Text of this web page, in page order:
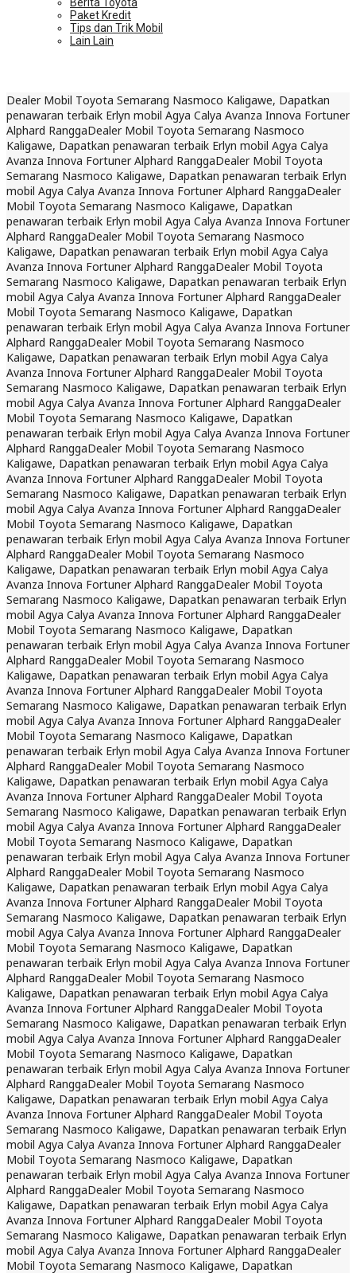
Paket Kredit
Tips dan Trik Mobil
Lain Lain
Dealer Mobil Toyota Semarang Nasmoco Kaligawe, Dapatkan
penawaran terbaik Erlyn mobil Agya Calya Avanza Innova Fortuner
Alphard RanggaDealer Mobil Toyota Semarang Nasmoco
Kaligawe, Dapatkan penawaran terbaik Erlyn mobil Agya Calya
Avanza Innova Fortuner Alphard RanggaDealer Mobil Toyota
Semarang Nasmoco Kaligawe, Dapatkan penawaran terbaik Erlyn
mobil Agya Calya Avanza Innova Fortuner Alphard RanggaDealer
Mobil Toyota Semarang Nasmoco Kaligawe, Dapatkan
penawaran terbaik Erlyn mobil Agya Calya Avanza Innova Fortuner
Alphard RanggaDealer Mobil Toyota Semarang Nasmoco
Kaligawe, Dapatkan penawaran terbaik Erlyn mobil Agya Calya
Avanza Innova Fortuner Alphard RanggaDealer Mobil Toyota
Semarang Nasmoco Kaligawe, Dapatkan penawaran terbaik Erlyn
mobil Agya Calya Avanza Innova Fortuner Alphard RanggaDealer
Mobil Toyota Semarang Nasmoco Kaligawe, Dapatkan
penawaran terbaik Erlyn mobil Agya Calya Avanza Innova Fortuner
Alphard RanggaDealer Mobil Toyota Semarang Nasmoco
Kaligawe, Dapatkan penawaran terbaik Erlyn mobil Agya Calya
Avanza Innova Fortuner Alphard RanggaDealer Mobil Toyota
Semarang Nasmoco Kaligawe, Dapatkan penawaran terbaik Erlyn
mobil Agya Calya Avanza Innova Fortuner Alphard RanggaDealer
Mobil Toyota Semarang Nasmoco Kaligawe, Dapatkan
penawaran terbaik Erlyn mobil Agya Calya Avanza Innova Fortuner
Alphard RanggaDealer Mobil Toyota Semarang Nasmoco
Kaligawe, Dapatkan penawaran terbaik Erlyn mobil Agya Calya
Avanza Innova Fortuner Alphard RanggaDealer Mobil Toyota
Semarang Nasmoco Kaligawe, Dapatkan penawaran terbaik Erlyn
mobil Agya Calya Avanza Innova Fortuner Alphard RanggaDealer
Mobil Toyota Semarang Nasmoco Kaligawe, Dapatkan
penawaran terbaik Erlyn mobil Agya Calya Avanza Innova Fortuner
Alphard RanggaDealer Mobil Toyota Semarang Nasmoco
Kaligawe, Dapatkan penawaran terbaik Erlyn mobil Agya Calya
Avanza Innova Fortuner Alphard RanggaDealer Mobil Toyota
Semarang Nasmoco Kaligawe, Dapatkan penawaran terbaik Erlyn
mobil Agya Calya Avanza Innova Fortuner Alphard RanggaDealer
Mobil Toyota Semarang Nasmoco Kaligawe, Dapatkan
penawaran terbaik Erlyn mobil Agya Calya Avanza Innova Fortuner
Alphard RanggaDealer Mobil Toyota Semarang Nasmoco
Kaligawe, Dapatkan penawaran terbaik Erlyn mobil Agya Calya
Avanza Innova Fortuner Alphard RanggaDealer Mobil Toyota
Semarang Nasmoco Kaligawe, Dapatkan penawaran terbaik Erlyn
mobil Agya Calya Avanza Innova Fortuner Alphard RanggaDealer
Mobil Toyota Semarang Nasmoco Kaligawe, Dapatkan
penawaran terbaik Erlyn mobil Agya Calya Avanza Innova Fortuner
Alphard RanggaDealer Mobil Toyota Semarang Nasmoco
Kaligawe, Dapatkan penawaran terbaik Erlyn mobil Agya Calya
Avanza Innova Fortuner Alphard RanggaDealer Mobil Toyota
Semarang Nasmoco Kaligawe, Dapatkan penawaran terbaik Erlyn
mobil Agya Calya Avanza Innova Fortuner Alphard RanggaDealer
Mobil Toyota Semarang Nasmoco Kaligawe, Dapatkan
penawaran terbaik Erlyn mobil Agya Calya Avanza Innova Fortuner
Alphard RanggaDealer Mobil Toyota Semarang Nasmoco
Kaligawe, Dapatkan penawaran terbaik Erlyn mobil Agya Calya
Avanza Innova Fortuner Alphard RanggaDealer Mobil Toyota
Semarang Nasmoco Kaligawe, Dapatkan penawaran terbaik Erlyn
mobil Agya Calya Avanza Innova Fortuner Alphard RanggaDealer
Mobil Toyota Semarang Nasmoco Kaligawe, Dapatkan
penawaran terbaik Erlyn mobil Agya Calya Avanza Innova Fortuner
Alphard RanggaDealer Mobil Toyota Semarang Nasmoco
Kaligawe, Dapatkan penawaran terbaik Erlyn mobil Agya Calya
Avanza Innova Fortuner Alphard RanggaDealer Mobil Toyota
Semarang Nasmoco Kaligawe, Dapatkan penawaran terbaik Erlyn
mobil Agya Calya Avanza Innova Fortuner Alphard RanggaDealer
Mobil Toyota Semarang Nasmoco Kaligawe, Dapatkan
penawaran terbaik Erlyn mobil Agya Calya Avanza Innova Fortuner
Alphard RanggaDealer Mobil Toyota Semarang Nasmoco
Kaligawe, Dapatkan penawaran terbaik Erlyn mobil Agya Calya
Avanza Innova Fortuner Alphard RanggaDealer Mobil Toyota
Semarang Nasmoco Kaligawe, Dapatkan penawaran terbaik Erlyn
mobil Agya Calya Avanza Innova Fortuner Alphard RanggaDealer
Mobil Toyota Semarang Nasmoco Kaligawe, Dapatkan
penawaran terbaik Erlyn mobil Agya Calya Avanza Innova Fortuner
Alphard RanggaDealer Mobil Toyota Semarang Nasmoco
Kaligawe, Dapatkan penawaran terbaik Erlyn mobil Agya Calya
Avanza Innova Fortuner Alphard RanggaDealer Mobil Toyota
Semarang Nasmoco Kaligawe, Dapatkan penawaran terbaik Erlyn
mobil Agya Calya Avanza Innova Fortuner Alphard RanggaDealer
Mobil Toyota Semarang Nasmoco Kaligawe, Dapatkan